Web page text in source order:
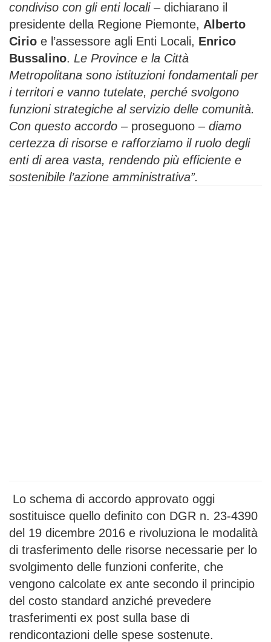
condiviso con gli enti locali– dichiarano il
presidente della Regione Piemonte, Alberto
Cirio e l’assessore agli Enti Locali, Enrico
Bussalino. Le Province e la Città
Metropolitana sono istituzioni fondamentali per
i territori e vanno tutelate, perché svolgono
funzioni strategiche al servizio delle comunità.
Con questo accordo – proseguono – diamo
certezza di risorse e rafforziamo il ruolo degli
enti di area vasta, rendendo più efficiente e
sostenibile l’azione amministrativa”.
Lo schema di accordo approvato oggi
sostituisce quello definito con DGR n. 23-4390
del 19 dicembre 2016 e rivoluziona le modalità
di trasferimento delle risorse necessarie per lo
svolgimento delle funzioni conferite, che
vengono calcolate ex ante secondo il principio
del costo standard anziché prevedere
trasferimenti ex post sulla base di
rendicontazioni delle spese sostenute.